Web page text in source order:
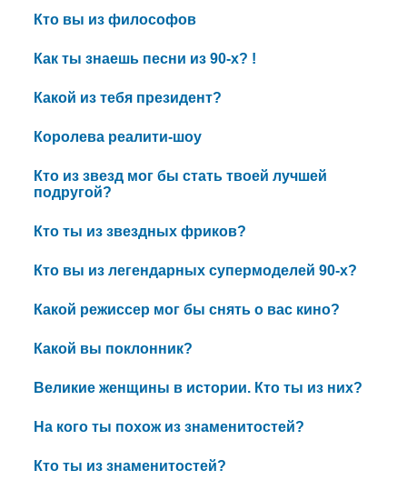
Кто вы из философов
Как ты знаешь песни из 90-х? !
Какой из тебя президент?
Королева реалити-шоу
Кто из звезд мог бы стать твоей лучшей
подругой?
Кто ты из звездных фриков?
Кто вы из легендарных супермоделей 90-х?
Какой режиссер мог бы снять о вас кино?
Какой вы поклонник?
Великие женщины в истории. Кто ты из них?
На кого ты похож из знаменитостей?
Кто ты из знаменитостей?